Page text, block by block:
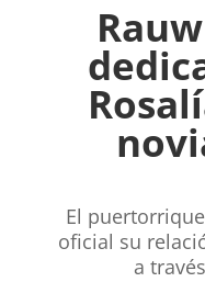
El
oficial su
a